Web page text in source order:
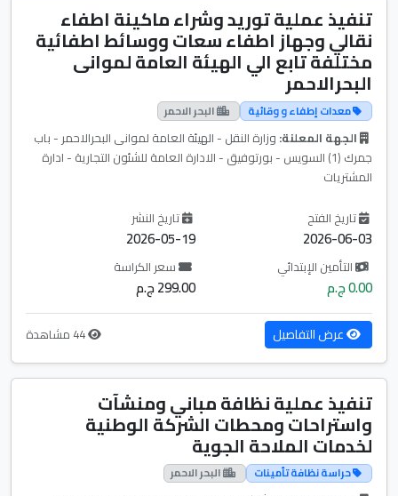
تنفيذ عملية توريد وشراء ماكينة اطفاء
نقالي وجهاز اطفاء سعات ووسائط اطفائية
مختلفة تابع الي الهيئة العامة لموانى
البحرالاحمر
معدات إطفاء و وقائية البحر الاحمر
الجهة المعلنة: وزارة النقل - الهيئة العامة لموانى البحرالاحمر - باب
جمرك (1) السويس - بورتوفيق - الادارة العامة للشئون التجارية - ادارة
المشتريات
تاريخ الفتح
2026-06-03
تاريخ النشر
2026-05-19
التأمين الإبتدائي
0.00 ج.م
سعر الكراسة
299.00 ج.م
عرض التفاصيل
تنفيذ عملية نظافة مباني ومنشآت
واستراحات ومحطات الشركة الوطنية
لخدمات الملاحة الجوية
حراسة نظافة تأمينات البحر الاحمر